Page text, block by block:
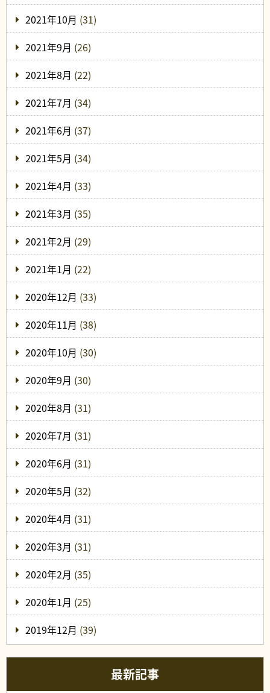
2021年10月 (31)
2021年9月 (26)
2021年8月 (22)
2021年7月 (34)
2021年6月 (37)
2021年5月 (34)
2021年4月 (33)
2021年3月 (35)
2021年2月 (29)
2021年1月 (22)
2020年12月 (33)
2020年11月 (38)
2020年10月 (30)
2020年9月 (30)
2020年8月 (31)
2020年7月 (31)
2020年6月 (31)
2020年5月 (32)
2020年4月 (31)
2020年3月 (31)
2020年2月 (35)
2020年1月 (25)
2019年12月 (39)
最新記事